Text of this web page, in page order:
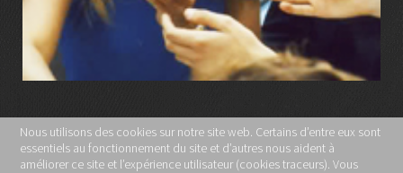
MENTIONS LÉGALES
Nous utilisons des cookies sur notre site web. Certains d’entre eux sont
essentiels au fonctionnement du site et d’autres nous aident à
améliorer ce site et l’expérience utilisateur (cookies traceurs). Vous